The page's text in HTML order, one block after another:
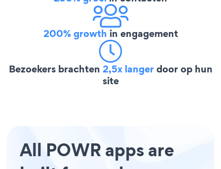
200% growth in engagement
Bezoekers brachten 2,5x langerdoor op hun
site
All POWR apps are